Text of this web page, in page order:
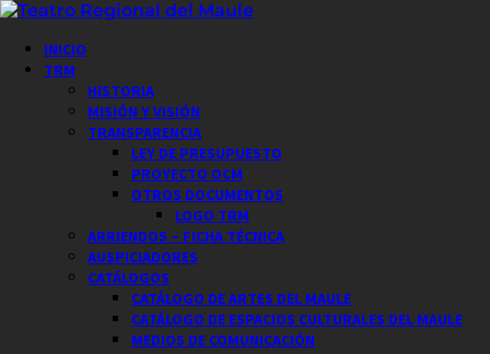
Saltar
contenido
Menú
principal
INICIO
TRM
HISTORIA
MISIÓN Y VISIÓN
TRANSPARENCIA
LEY DE PRESUPUESTO
PROYECTO OCM
OTROS DOCUMENTOS
LOGO TRM
ARRIENDOS – FICHA TÉCNICA
AUSPICIADORES
CATÁLOGOS
CATÁLOGO DE ARTES DEL MAULE
CATÁLOGO DE ESPACIOS CULTURALES DEL MAULE
MEDIOS DE COMUNICACIÓN